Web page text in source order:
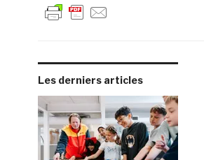
Les derniers articles